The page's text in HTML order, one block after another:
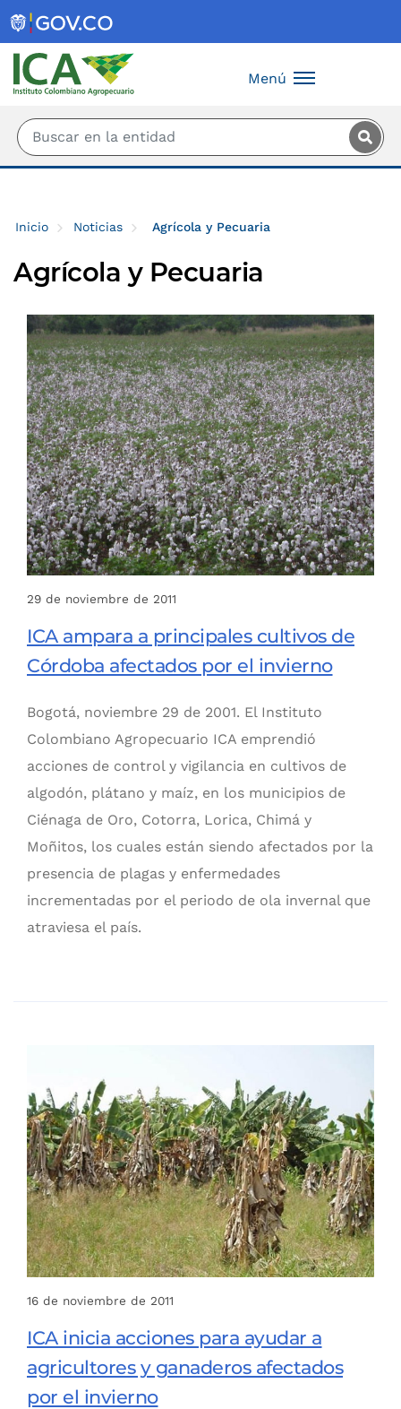
Menú
Inicio Noticias Agrícola y Pecuaria
Agrícola y Pecuaria
29 de noviembre de 2011
ICA ampara a principales cultivos de
Córdoba afectados por el invierno
Bogotá, noviembre 29 de 2001. El Instituto
Colombiano Agropecuario ICA emprendió
acciones de control y vigilancia en cultivos de
algodón, plátano y maíz, en los municipios de
Ciénaga de Oro, Cotorra, Lorica, Chimá y
Moñitos, los cuales están siendo afectados por la
presencia de plagas y enfermedades
incrementadas por el periodo de ola invernal que
atraviesa el país.
16 de noviembre de 2011
ICA inicia acciones para ayudar a
agricultores y ganaderos afectados
por el invierno